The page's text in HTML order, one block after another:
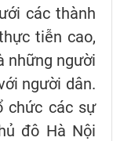
các thành
tiễn cao,
những người
người dân.
chức các sự
đô Hà Nội